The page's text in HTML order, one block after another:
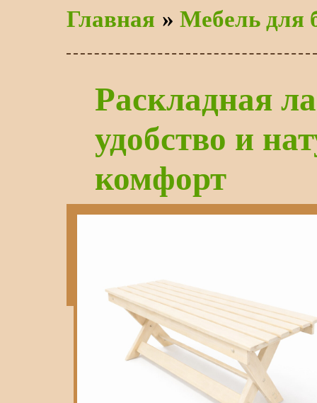
Главная »Мебель для
Раскладная
удобство и
комфорт